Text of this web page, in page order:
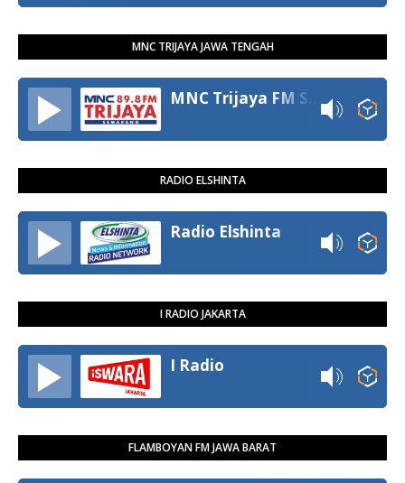
MNC TRIJAYA JAWA TENGAH
RADIO ELSHINTA
Radio Elshinta
I RADIO JAKARTA
I Radio
FLAMBOYAN FM JAWA BARAT